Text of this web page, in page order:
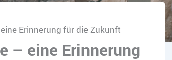
Erinnerung für die Zukunft
– eine Erinnerung